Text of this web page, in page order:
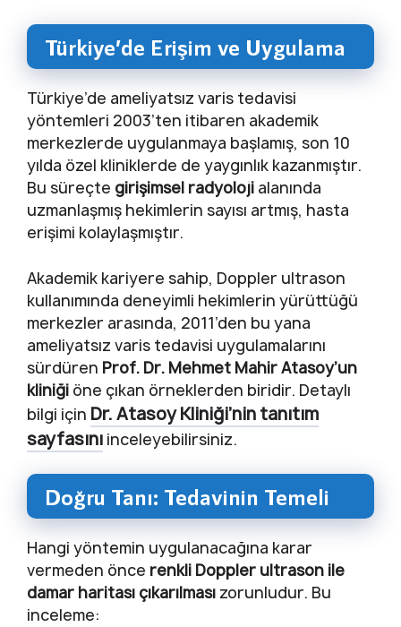
Türkiye’de Erişim ve Uygulama
Türkiye’de ameliyatsız varis tedavisi
yöntemleri 2003’ten itibaren akademik
merkezlerde uygulanmaya başlamış, son 10
yılda özel kliniklerde de yaygınlık kazanmıştır.
Bu süreçte girişimsel radyoloji alanında
uzmanlaşmış hekimlerin sayısı artmış, hasta
erişimi kolaylaşmıştır.
Akademik kariyere sahip, Doppler ultrason
kullanımında deneyimli hekimlerin yürüttüğü
merkezler arasında, 2011’den bu yana
ameliyatsız varis tedavisi uygulamalarını
sürdüren Prof. Dr. Mehmet Mahir Atasoy’un
kliniği öne çıkan örneklerden biridir. Detaylı
bilgi için Dr. Atasoy Kliniği’nin tanıtım
sayfasını inceleyebilirsiniz.
Doğru Tanı: Tedavinin Temeli
Hangi yöntemin uygulanacağına karar
vermeden önce renkli Doppler ultrason ile
damar haritası çıkarılması zorunludur. Bu
inceleme: